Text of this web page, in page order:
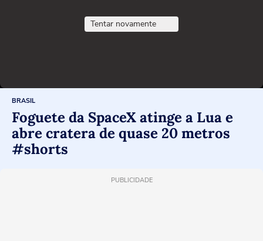
Tentar novamente
BRASIL
Foguete da SpaceX atinge a Lua e
abre cratera de quase 20 metros
#shorts
PUBLICIDADE